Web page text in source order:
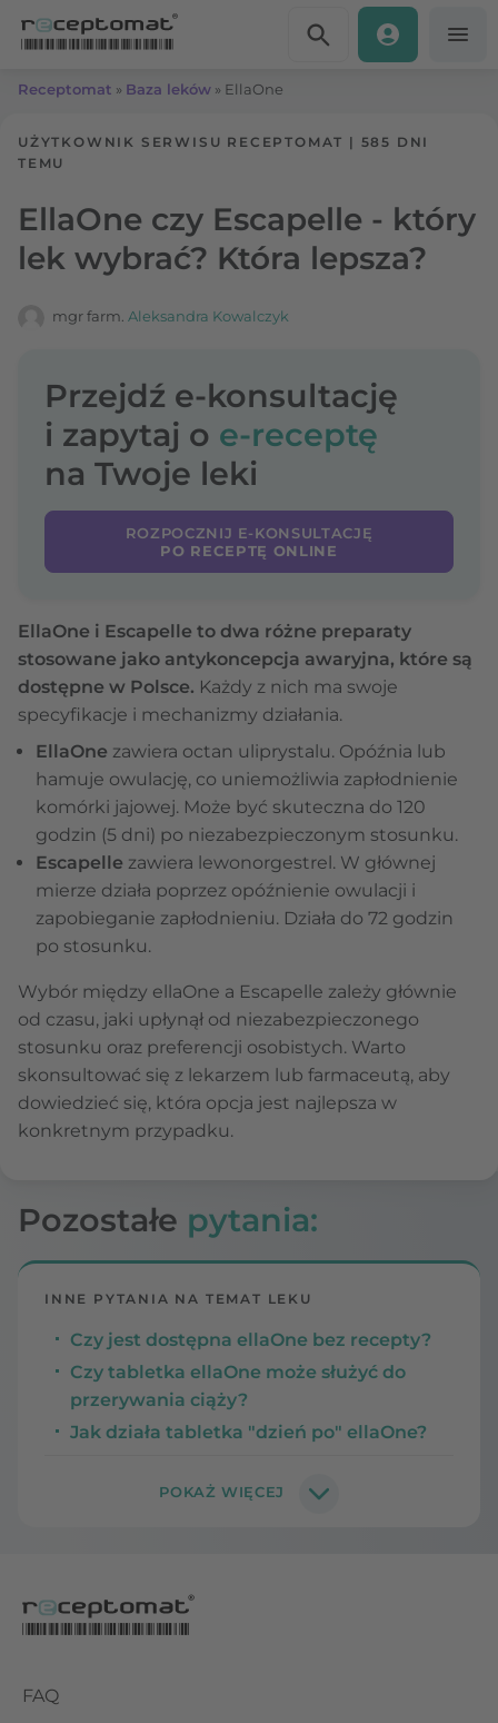
Receptomat » Baza leków » EllaOne
UŻYTKOWNIK SERWISU RECEPTOMAT | 585 DNI
TEMU
EllaOne czy Escapelle - który
lek wybrać? Która lepsza?
mgr farm. Aleksandra Kowalczyk
Przejdź e-konsultację
i zapytaj o e-receptę
na Twoje leki
ROZPOCZNIJ E-KONSULTACJĘ
PO RECEPTĘ ONLINE
EllaOne i Escapelle to dwa różne preparaty
stosowane jako antykoncepcja awaryjna, które są
dostępne w Polsce. Każdy z nich ma swoje
specyfikacje i mechanizmy działania.
EllaOne zawiera octan uliprystalu. Opóźnia lub
hamuje owulację, co uniemożliwia zapłodnienie
komórki jajowej. Może być skuteczna do 120
godzin (5 dni) po niezabezpieczonym stosunku.
Escapelle zawiera lewonorgestrel. W głównej
mierze działa poprzez opóźnienie owulacji i
zapobieganie zapłodnieniu. Działa do 72 godzin
po stosunku.
Wybór między ellaOne a Escapelle zależy głównie
od czasu, jaki upłynął od niezabezpieczonego
stosunku oraz preferencji osobistych. Warto
skonsultować się z lekarzem lub farmaceutą, aby
dowiedzieć się, która opcja jest najlepsza w
konkretnym przypadku.
Pozostałe pytania:
INNE PYTANIA NA TEMAT LEKU
Czy jest dostępna ellaOne bez recepty?
Czy tabletka ellaOne może służyć do
przerywania ciąży?
Jak działa tabletka "dzień po" ellaOne?
FAQ